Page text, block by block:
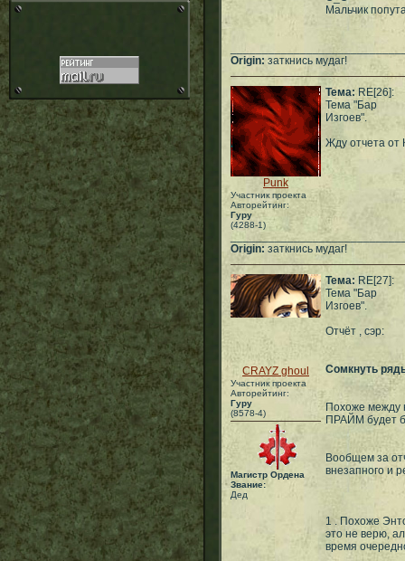
Мальчик
Origin: заткнись мудаг!
Punk
Участник проекта
Авторейтинг:
Гуру
(4288-1)
Тема: RE[26]:
Тема "Бар
Изгоев".
Жду отчета от
Origin: заткнись мудаг!
CRAYZ ghoul
Участник проекта
Авторейтинг:
Гуру
(8578-4)
Магистр Ордена
Звание:
Дед
Тема: RE[27]:
Тема "Бар
Изгоев".
Отчёт , сэр:
Сомкнуть
Похоже между
ПРАЙМ будет
Вообщем за
внезапного и
1 . Похоже
это не верю,
время